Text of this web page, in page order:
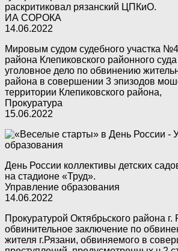
раскритиковал рязанский ЦПКиО.
ИА СОРОКА
14.06.2022
Мировым судом судебного участка
района Клепиковского районного
уголовное дело по обвинению
района в совершении 3 эпизодов
территории Клепиковского района,
Прокуратура
15.06.2022
День России коллективы детских
на стадионе «Труд».
Управление образования
14.06.2022
Прокуратурой Октябрьского района
обвинительное заключение по
жителя г.Рязани, обвиняемого в